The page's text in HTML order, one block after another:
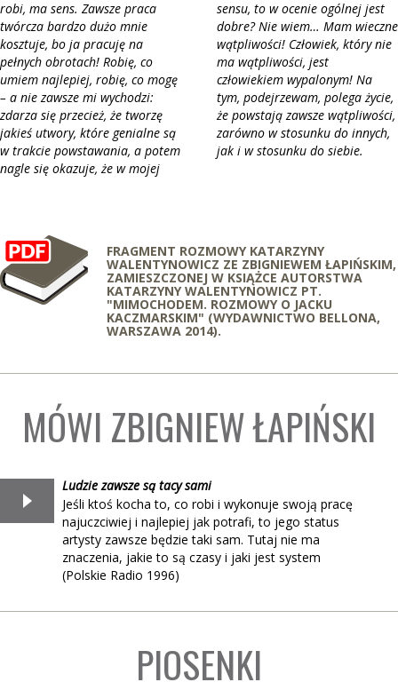
robi, ma sens. Zawsze praca
twórcza bardzo dużo mnie
kosztuje, bo ja pracuję na
pełnych obrotach! Robię, co
umiem najlepiej, robię, co mogę
– a nie zawsze mi wychodzi:
zdarza się przecież, że tworzę
jakieś utwory, które genialne są
w trakcie powstawania, a potem
nagle się okazuje, że w mojej
sensu, to w ocenie ogólnej jest
dobre? Nie wiem… Mam wieczne
wątpliwości! Człowiek, który nie
ma wątpliwości, jest
człowiekiem wypalonym! Na
tym, podejrzewam, polega życie,
że powstają zawsze wątpliwości,
zarówno w stosunku do innych,
jak i w stosunku do siebie.
FRAGMENT ROZMOWY KATARZYNY
WALENTYNOWICZ ZE ZBIGNIEWEM ŁAPIŃSKIM,
ZAMIESZCZONEJ W KSIĄŻCE AUTORSTWA
KATARZYNY WALENTYNOWICZ PT.
"MIMOCHODEM. ROZMOWY O JACKU
KACZMARSKIM" (WYDAWNICTWO BELLONA,
WARSZAWA 2014).
MÓWI ZBIGNIEW ŁAPIŃSKI
Ludzie zawsze są tacy sami
Jeśli ktoś kocha to, co robi i wykonuje swoją pracę
najuczciwiej i najlepiej jak potrafi, to jego status
artysty zawsze będzie taki sam. Tutaj nie ma
znaczenia, jakie to są czasy i jaki jest system
(Polskie Radio 1996)
PIOSENKI